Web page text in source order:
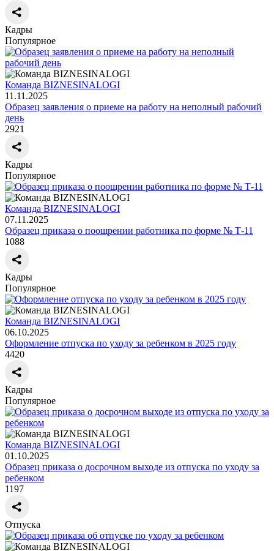
Кадры
Популярное
Команда BIZNESINALOGI
11.11.2025
Образец заявления о приеме на работу на неполный рабочий
день
2921
Кадры
Популярное
Команда BIZNESINALOGI
07.11.2025
Образец приказа о поощрении работника по форме № Т-11
1088
Кадры
Популярное
Команда BIZNESINALOGI
06.10.2025
Оформление отпуска по уходу за ребенком в 2025 году
4420
Кадры
Популярное
Команда BIZNESINALOGI
01.10.2025
Образец приказа о досрочном выходе из отпуска по уходу за
ребенком
1197
Отпуска